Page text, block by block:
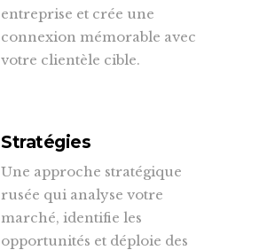
entreprise et crée une
connexion mémorable avec
votre clientèle cible.
Stratégies
Une approche stratégique
rusée qui analyse votre
marché, identifie les
opportunités et déploie des